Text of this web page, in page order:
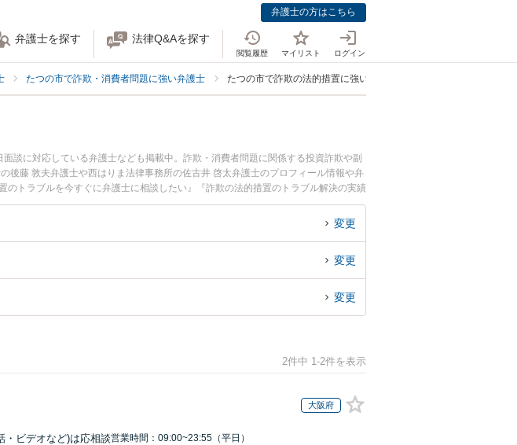
弁護士の方はこちら
弁護士を探す 法律Q&Aを探す
閲覧履歴 マイリスト ログイン
たつの市で詐欺・消費者問題に強い弁護士 たつの市で詐欺の法的措置に強い弁護士
談に対応している弁護士なども掲載中。詐欺・消費者問題に関係する投資詐欺や副
藤 敦夫弁護士や西はりま法律事務所の佐古井 啓太弁護士のプロフィール情報や弁
トラブルを今すぐに弁護士に相談したい』『詐欺の法的措置のトラブル解決の実績
内の弁護士に相談予約したい』などでお困りの相談者さんにおすすめです。
変更
変更
変更
2件中 1-2件を表示
大阪府
・ビデオなど)は応相談営業時間：09:00~23:55（平日）